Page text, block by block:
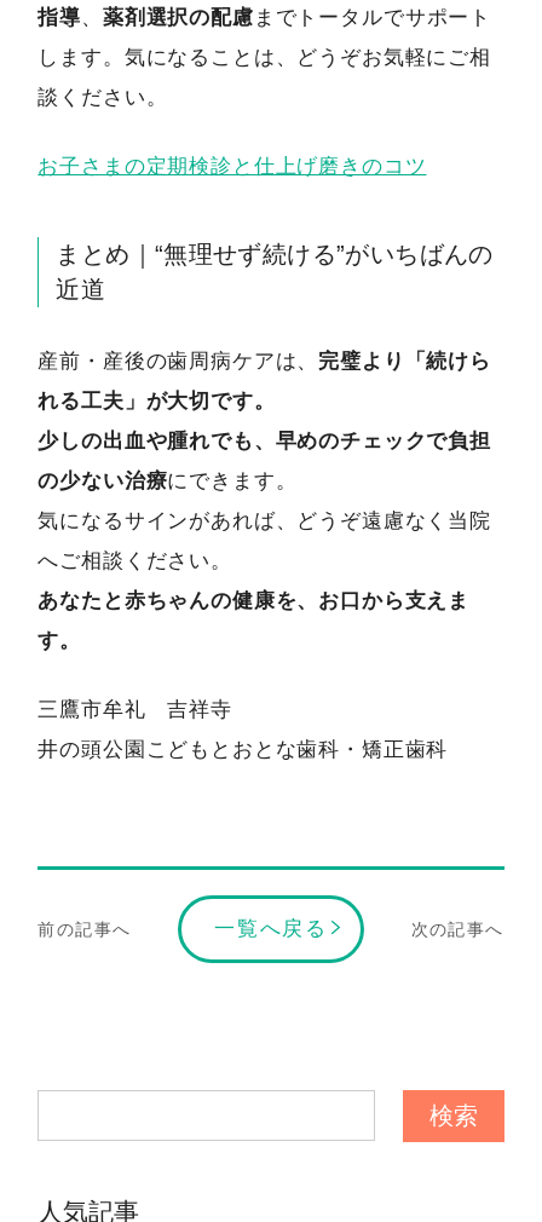
指導、 薬剤選択の配慮 までトータルでサポート
します。気になることは、どうぞお気軽にご相
談ください。
お子さまの定期検診と仕上げ磨きのコツ
まとめ｜“無理せず続ける”がいちばんの
近道
産前・産後の歯周病ケアは、 完璧より「続けら
れる工夫」が大切です。
少しの出血や腫れでも、早めのチェックで負担
の少ない治療にできます。
気になるサインがあれば、どうぞ遠慮なく当院
へご相談ください。
あなたと赤ちゃんの健康を、お口から支えま
す。
三鷹市牟礼 吉祥寺
井の頭公園こどもとおとな歯科・矯正歯科
前の記事へ 一覧へ戻る 次の記事へ
人気記事